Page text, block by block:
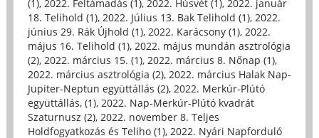
(1), 2022. Feltámadás (1), 2022. Húsvét (1), 2022. január
18. Telihold (1), 2022. Július 13. Bak Telihold (1), 2022.
június 29. Rák Újhold (1), 2022. Karácsony (1), 2022.
május 16. Telihold (1), 2022. május mundán asztrológia
(2), 2022. március 15. (1), 2022. március 8. Nőnap (1),
2022. március asztrológia (2), 2022. március Halak Nap-
Jupiter-Neptun együttállás (2), 2022. Merkúr-Plútó
együttállás, (1), 2022. Nap-Merkúr-Plútó kvadrát
Szaturnusz (2), 2022. november 8. Teljes
Holdfogyatkozás és Teliho (1), 2022. Nyári Napforduló